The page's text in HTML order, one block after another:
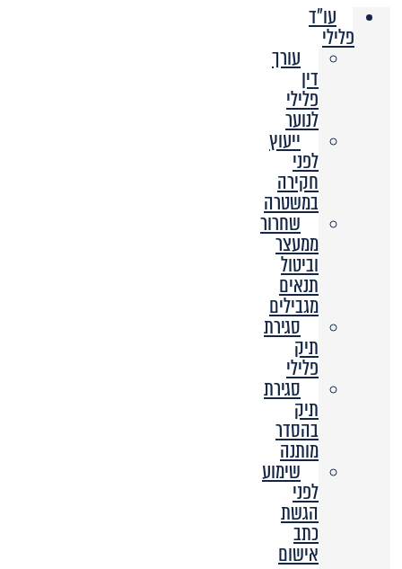
עו"ד
פלילי
עורך
דין
פלילי
לנוער
ייעוץ
לפני
חקירה
במשטרה
שחרור
ממעצר
וביטול
תנאים
מגבילים
סגירת
תיק
פלילי
סגירת
תיק
בהסדר
מותנה
שימוע
לפני
הגשת
כתב
אישום